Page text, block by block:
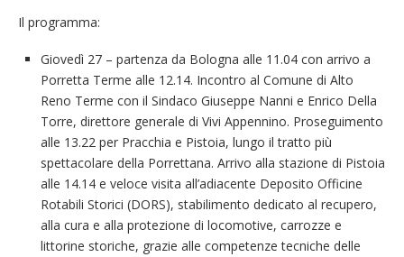
Il programma:
Giovedì 27 – partenza da Bologna alle 11.04 con arrivo a
Porretta Terme alle 12.14. Incontro al Comune di Alto
Reno Terme con il Sindaco Giuseppe Nanni e Enrico Della
Torre, direttore generale di Vivi Appennino. Proseguimento
alle 13.22 per Pracchia e Pistoia, lungo il tratto più
spettacolare della Porrettana. Arrivo alla stazione di Pistoia
alle 14.14 e veloce visita all’adiacente Deposito Officine
Rotabili Storici (DORS), stabilimento dedicato al recupero,
alla cura e alla protezione di locomotive, carrozze e
littorine storiche, grazie alle competenze tecniche delle